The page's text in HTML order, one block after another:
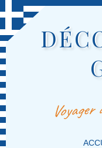
MENU PRINCIPAL
MASQUER LA
MASQUER LA